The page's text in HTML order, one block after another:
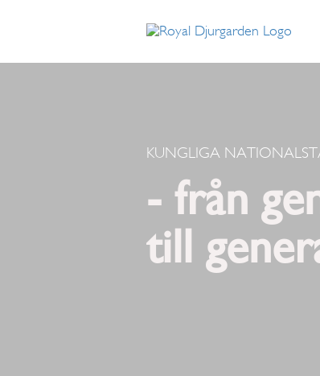
KUNGLIGA
- från
till